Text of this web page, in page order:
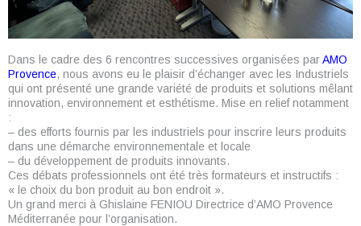
Dans le cadre des 6 rencontres successives organisées parAMO
Provence, nous avons eu le plaisir d’échanger avec les Industriels
qui ont présenté une grande variété de produits et solutions mêlant
innovation, environnement et esthétisme. Mise en relief notamment
:
– des efforts fournis par les industriels pour inscrire leurs produits
dans une démarche environnementale et locale
– du développement de produits innovants.
Ces débats professionnels ont été très formateurs et instructifs :
« le choix du bon produit au bon endroit ».
Un grand merci à Ghislaine FENIOU Directrice d’AMO Provence
Méditerranée pour l’organisation.